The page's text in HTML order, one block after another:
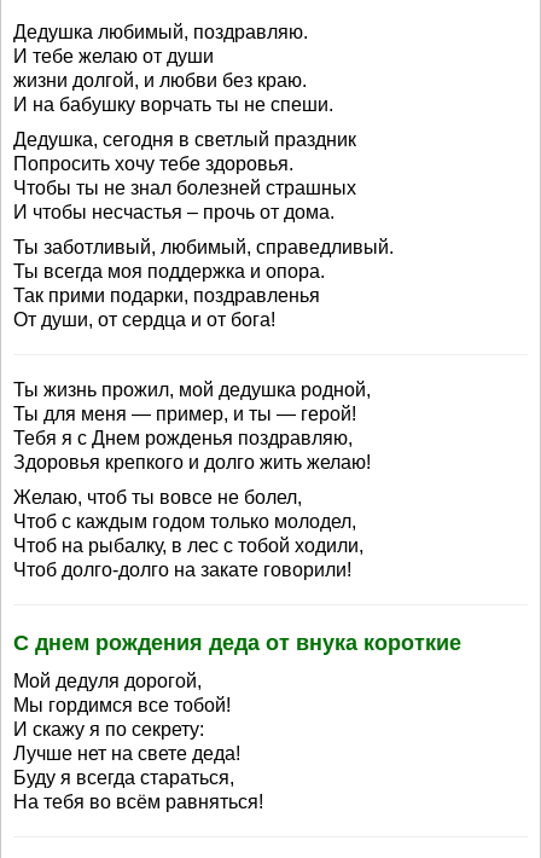
Дедушка любимый, поздравляю.
И тебе желаю от души
жизни долгой, и любви без краю.
И на бабушку ворчать ты не спеши.
Дедушка, сегодня в светлый праздник
Попросить хочу тебе здоровья.
Чтобы ты не знал болезней страшных
И чтобы несчастья – прочь от дома.
Ты заботливый, любимый, справедливый.
Ты всегда моя поддержка и опора.
Так прими подарки, поздравленья
От души, от сердца и от бога!
Ты жизнь прожил, мой дедушка родной,
Ты для меня — пример, и ты — герой!
Тебя я с Днем рожденья поздравляю,
Здоровья крепкого и долго жить желаю!
Желаю, чтоб ты вовсе не болел,
Чтоб с каждым годом только молодел,
Чтоб на рыбалку, в лес с тобой ходили,
Чтоб долго-долго на закате говорили!
С днем рождения деда от внука короткие
Мой дедуля дорогой,
Мы гордимся все тобой!
И скажу я по секрету:
Лучше нет на свете деда!
Буду я всегда стараться,
На тебя во всём равняться!